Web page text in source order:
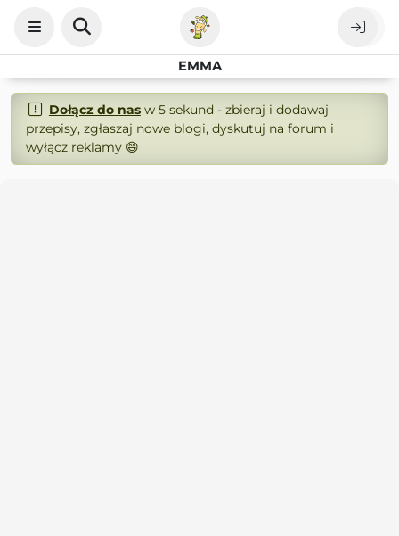
EMMA
Dołącz do nasw 5 sekund - zbieraj i dodawaj
przepisy, zgłaszaj nowe blogi, dyskutuj na forum i
wyłącz reklamy 😄